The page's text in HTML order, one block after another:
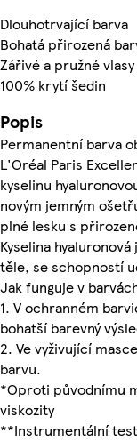
Dlouhotrvající barva
Bohatá přirozená
Zářivé a pružné
100% krytí šedin
Popis
Permanentní barva
L'Oréal Paris
kyselinu
novým jemným
plné lesku s
Kyselina
těle, se schopností
Jak funguje v
1. V ochranném
bohatší barevný
2. Ve vyživující
barvu.
*Oproti původnímu
viskozity
**Instrumentální test